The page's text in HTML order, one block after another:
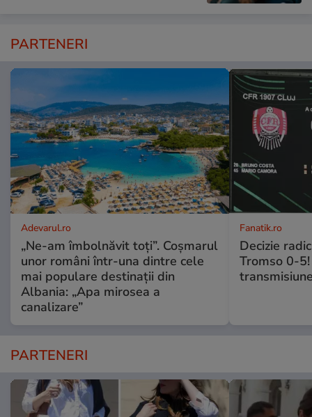
PARTENERI
Adevarul.ro
„Ne-am îmbolnăvit toți”. Coșmarul
unor români într-una dintre cele
mai populare destinații din
Albania: „Apa mirosea a
canalizare”
Fanatik.ro
Decizie
Tromso 0-
PARTENERI